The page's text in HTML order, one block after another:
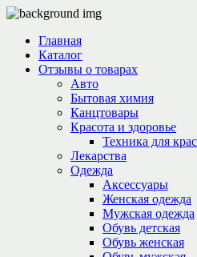
Главная
Каталог
Отзывы о товарах
Авто
Бытовая химия
Канцтовары
Красота и здоровье
Техника для
Лекарства
Одежда
Аксессуары
Женская одежда
Мужская одежда
Обувь детская
Обувь женская